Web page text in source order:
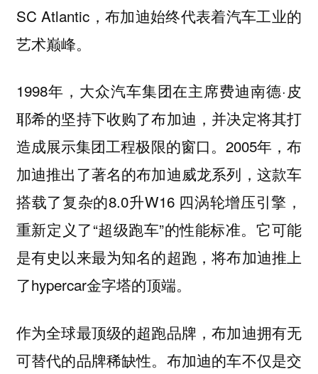
SC Atlantic，布加迪始终代表着汽车工业的
艺术巅峰。
1998年，大众汽车集团在主席费迪南德·皮
耶希的坚持下收购了布加迪，并决定将其打
造成展示集团工程极限的窗口。2005年，布
加迪推出了著名的布加迪威龙系列，这款车
搭载了复杂的8.0升W16 四涡轮增压引擎，
重新定义了“超级跑车”的性能标准。它可能
是有史以来最为知名的超跑，将布加迪推上
了hypercar金字塔的顶端。
作为全球最顶级的超跑品牌，布加迪拥有无
可替代的品牌稀缺性。布加迪的车不仅是交